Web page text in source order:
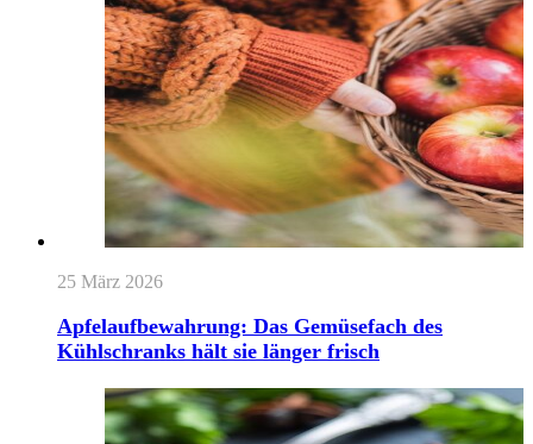
25 März 2026
Apfelaufbewahrung: Das Gemüsefach des
Kühlschranks hält sie länger frisch